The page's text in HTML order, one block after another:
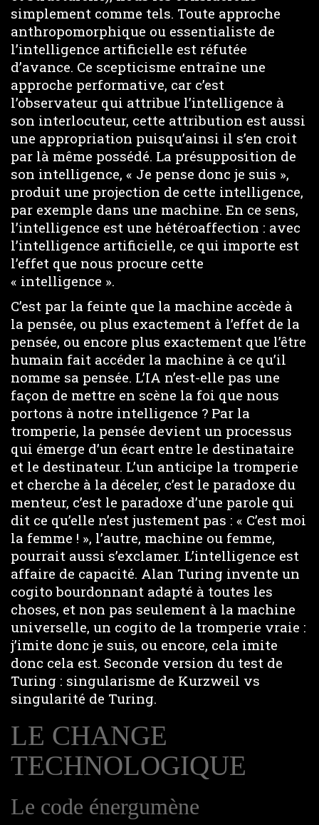
simplement comme tels. Toute approche
anthropomorphique ou essentialiste de
l’intelligence artificielle est réfutée
d’avance. Ce scepticisme entraîne une
approche performative, car c’est
l’observateur qui attribue l’intelligence à
son interlocuteur, cette attribution est aussi
une appropriation puisqu’ainsi il s’en croit
par là même possédé. La présupposition de
son intelligence, « Je pense donc je suis »,
produit une projection de cette intelligence,
par exemple dans une machine. En ce sens,
l’intelligence est une hétéroaffection : avec
l’intelligence artificielle, ce qui importe est
l’effet que nous procure cette
« intelligence ».
C’est par la feinte que la machine accède à
la pensée, ou plus exactement à l’effet de la
pensée, ou encore plus exactement que l’être
humain fait accéder la machine à ce qu’il
nomme sa pensée. L’IA n’est-elle pas une
façon de mettre en scène la foi que nous
portons à notre intelligence ? Par la
tromperie, la pensée devient un processus
qui émerge d’un écart entre le destinataire
et le destinateur. L’un anticipe la tromperie
et cherche à la déceler, c’est le paradoxe du
menteur, c’est le paradoxe d’une parole qui
dit ce qu’elle n’est justement pas : « C’est moi
la femme ! », l’autre, machine ou femme,
pourrait aussi s’exclamer. L’intelligence est
affaire de capacité. Alan Turing invente un
cogito bourdonnant adapté à toutes les
choses, et non pas seulement à la machine
universelle, un cogito de la tromperie vraie :
j’imite donc je suis, ou encore, cela imite
donc cela est. Seconde version du test de
Turing : singularisme de Kurzweil vs
singularité de Turing.
LE CHANGE
TECHNOLOGIQUE
Le code énergumène